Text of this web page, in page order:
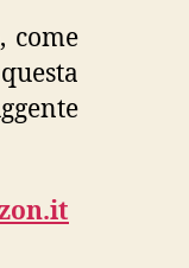
come